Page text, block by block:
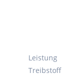
Leistung
Treibstoff